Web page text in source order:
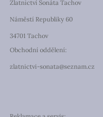
Zlatnictví Sonáta Tachov
Náměstí Republiky 60
34701 Tachov
Obchodní oddělení:
zlatnictvi-sonata@seznam.cz